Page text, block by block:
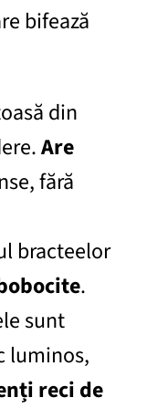
bifează
din
Are
fără
bracteelor
.
sunt
luminos,
reci de